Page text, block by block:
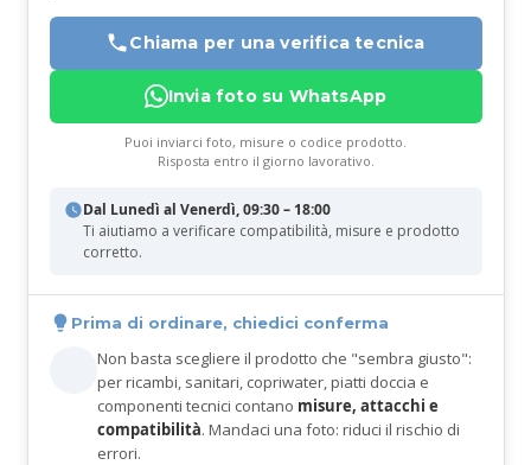
Chiama per una verifica tecnica
Invia foto su WhatsApp
Puoi inviarci foto, misure o codice prodotto.
Risposta entro il giorno lavorativo.
Dal Lunedì al Venerdì, 09:30 – 18:00
Ti aiutiamo a verificare compatibilità, misure e prodotto
corretto.
Prima di ordinare, chiedici conferma
Non basta scegliere il prodotto che "sembra giusto":
per ricambi, sanitari, copriwater, piatti doccia e
componenti tecnici contano misure, attacchi e
compatibilità. Mandaci una foto: riduci il rischio di
errori.